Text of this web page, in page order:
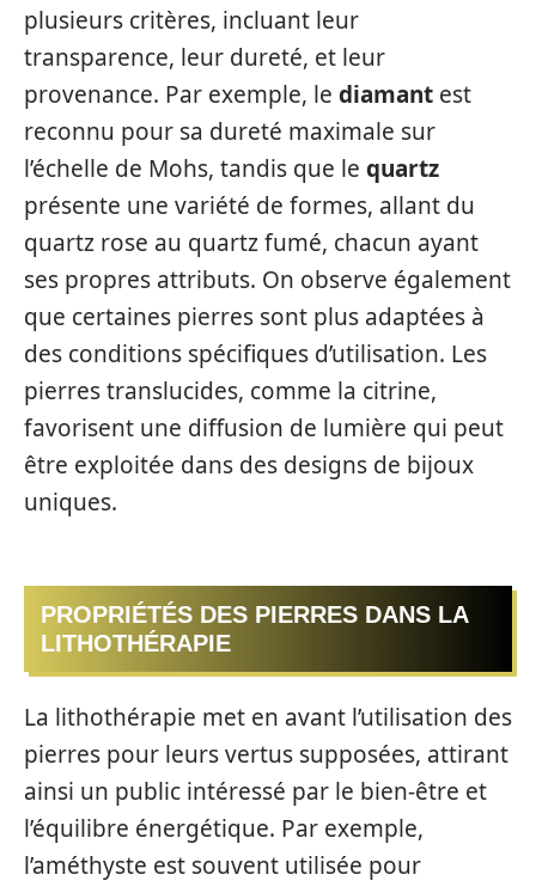
plusieurs critères, incluant leur
transparence, leur dureté, et leur
provenance. Par exemple, le diamant est
reconnu pour sa dureté maximale sur
l’échelle de Mohs, tandis que le quartz
présente une variété de formes, allant du
quartz rose au quartz fumé, chacun ayant
ses propres attributs. On observe également
que certaines pierres sont plus adaptées à
des conditions spécifiques d’utilisation. Les
pierres translucides, comme la citrine,
favorisent une diffusion de lumière qui peut
être exploitée dans des designs de bijoux
uniques.
PROPRIÉTÉS DES PIERRES DANS LA
LITHOTHÉRAPIE
La lithothérapie met en avant l’utilisation des
pierres pour leurs vertus supposées, attirant
ainsi un public intéressé par le bien-être et
l’équilibre énergétique. Par exemple,
l’améthyste est souvent utilisée pour